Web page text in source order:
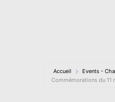
Accueil Events -
Commémorations du 11